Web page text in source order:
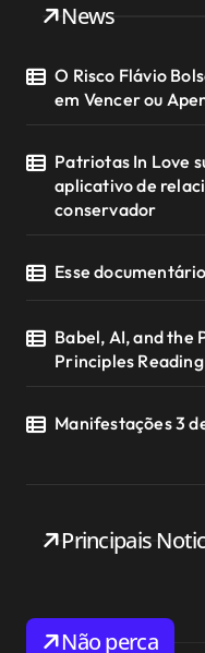
News
O Risco Flávio
em Vencer ou
Patriotas In Love
aplicativo de
conservador
Esse
Babel, AI, and the
Principles Reading
Manifestações 3
Principais
Não perca